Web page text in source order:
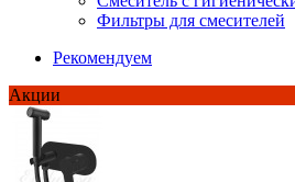
Фильтры для смесителей
Рекомендуем
Акции